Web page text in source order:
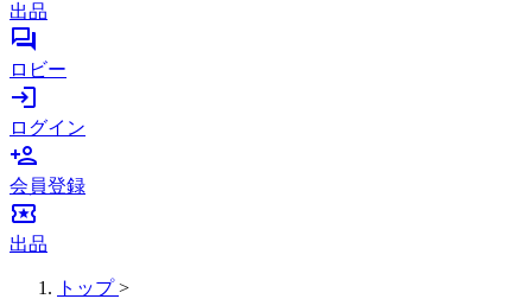
出品
forum
ロビー
login
ログイン
person_add
会員登録
local_activity
出品
トップ >